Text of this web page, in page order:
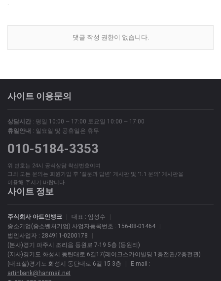
댓글 작성 권한이 없습니다.
사이트 이용문의
상담시간 : 평일 10:00 ~ 17:00 토요일 10:00 ~ 17:00
휴일안내 : 일요일 및 공휴일은 휴무
010-5184-3353
위 번호는 24시 공식상담 착신번호이며
그외 모든 문의는 회원가입 후 '질문과 답변' 게시판 및 '1:1 문의' 게시판을
이용해 주시기 바랍니다.
사이트 정보
주식회사 아트인뱅크 대표 : 임성수
중소기업(중소벤처기업) 사업자등록번호 : 156-88-01464
법인사업자 : 284911-0200178
(본사)경기 파주시 조리읍 등원로 7-19 5층 (등원리)
(지사)경기도 화성시 동탄대로 6길17(레이크스카이빌딩 1층전관/2층전관)
(대표실)경기도 화성시 동탄대로 6길 15 3층
E-mail :
artinbank@hanmail.net